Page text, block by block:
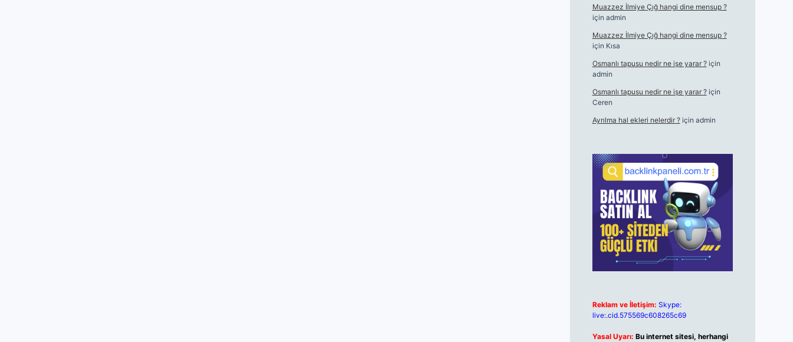
Muazzez İlmiye Çığ hangi dine mensup ?
için admin
Muazzez İlmiye Çığ hangi dine mensup ?
için Kısa
Osmanlı tapusu nedir ne işe yarar ?için
admin
Osmanlı tapusu nedir ne işe yarar ?için
Ceren
Ayrılma hal ekleri nelerdir ?için admin
Reklam ve İletişim: Skype:
live:.cid.575569c608265c69
Yasal Uyarı: Bu internet sitesi, herhangi